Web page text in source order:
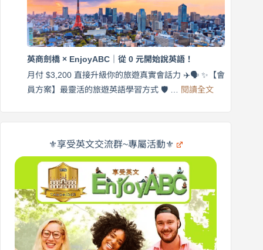
$3,200，
出
國
在
｜
英
商
×
享
受
口
說
英商劍橋 × EnjoyABC｜從 0 元開始說英語！
月付 $3,200 直接升級你的旅遊真實會話力 ✈️🗣️ ✨【會
員方案】最靈活的旅遊英語學習方式 🛡️ … 閱讀全文:
商
劍
｜
元
英
⚜️享受英文交流群~專屬活動⚜️